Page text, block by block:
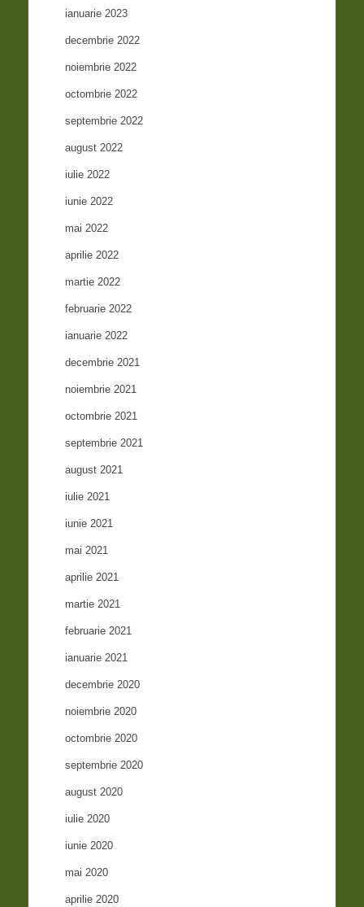
ianuarie 2023
decembrie 2022
noiembrie 2022
octombrie 2022
septembrie 2022
august 2022
iulie 2022
iunie 2022
mai 2022
aprilie 2022
martie 2022
februarie 2022
ianuarie 2022
decembrie 2021
noiembrie 2021
octombrie 2021
septembrie 2021
august 2021
iulie 2021
iunie 2021
mai 2021
aprilie 2021
martie 2021
februarie 2021
ianuarie 2021
decembrie 2020
noiembrie 2020
octombrie 2020
septembrie 2020
august 2020
iulie 2020
iunie 2020
mai 2020
aprilie 2020